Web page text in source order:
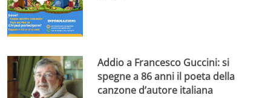
Addio a Francesco Guccini: si
spegne a 86 anni il poeta della
canzone d’autore italiana